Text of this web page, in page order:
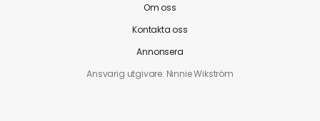
Om oss
Kontakta oss
Annonsera
Ansvarig utgivare: Ninnie Wikström